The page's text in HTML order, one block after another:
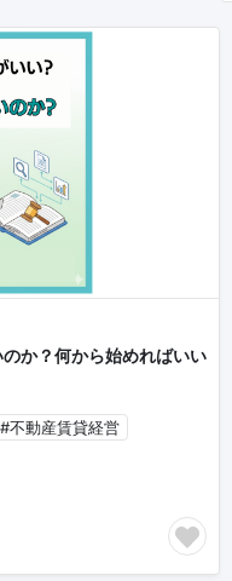
か？何から始めればいい
#不動産賃貸経営